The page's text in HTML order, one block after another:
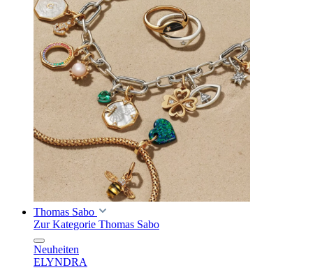
Thomas Sabo
Zur Kategorie Thomas Sabo
Neuheiten
ELYNDRA